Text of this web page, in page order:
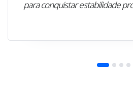
para conquistar estabilidade